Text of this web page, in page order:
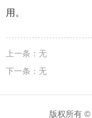
用。
上一条： 无
下一条： 无
版权所有 ©